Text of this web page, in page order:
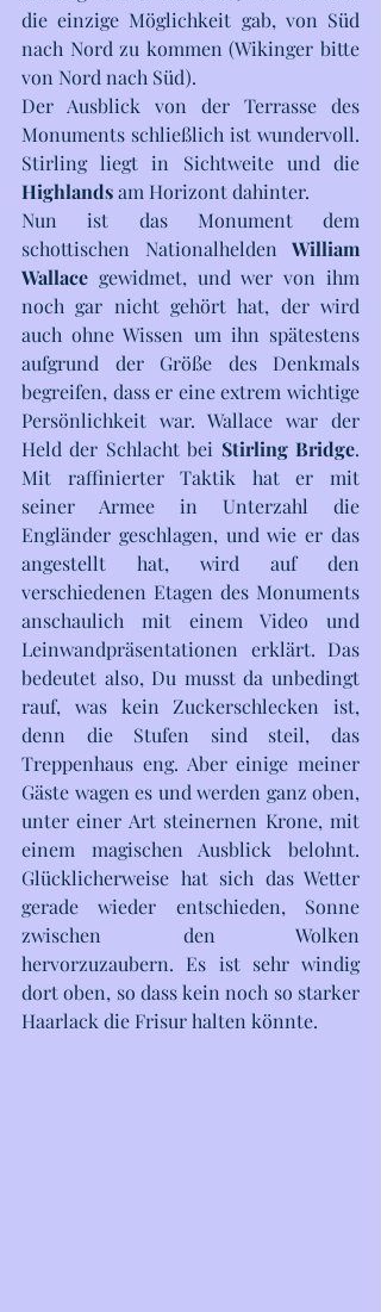
die einzige Möglichkeit gab, von Süd
nach Nord zu kommen (Wikinger bitte
von Nord nach Süd).
Der Ausblick von der Terrasse des
Monuments schließlich ist wundervoll.
Highlands am Horizont dahinter.
Nun ist das Monument dem
schottischen Nationalhelden William
Wallace gewidmet, und wer von ihm
noch gar nicht gehört hat, der wird
auch ohne Wissen um ihn spätestens
aufgrund der Größe des Denkmals
begreifen, dass er eine extrem wichtige
Persönlichkeit war. Wallace war der
Held der Schlacht bei Stirling Bridge.
Mit raffinierter Taktik hat er mit
seiner Armee in Unterzahl die
Engländer geschlagen, und wie er das
angestellt hat, wird auf den
verschiedenen Etagen des Monuments
anschaulich mit einem Video und
Leinwandpräsentationen erklärt. Das
bedeutet also, Du musst da unbedingt
rauf, was kein Zuckerschlecken ist,
denn die Stufen sind steil, das
Treppenhaus eng. Aber einige meiner
Gäste wagen es und werden ganz oben,
unter einer Art steinernen Krone, mit
einem magischen Ausblick belohnt.
Glücklicherweise hat sich das Wetter
gerade wieder entschieden, Sonne
zwischen den Wolken
hervorzuzaubern. Es ist sehr windig
dort oben, so dass kein noch so starker
Haarlack die Frisur halten könnte.